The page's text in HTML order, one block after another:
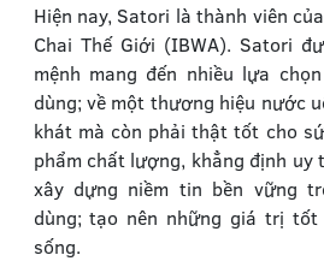
Hiện nay, Satori là thành viên
Chai Thế Giới (IBWA). Satori
mệnh mang đến nhiều lựa
dùng; về một thương hiệu nước
khát mà còn phải thật tốt cho
phẩm chất lượng, khẳng định uy
xây dựng niềm tin bền vững
dùng; tạo nên những giá trị tốt
sống.